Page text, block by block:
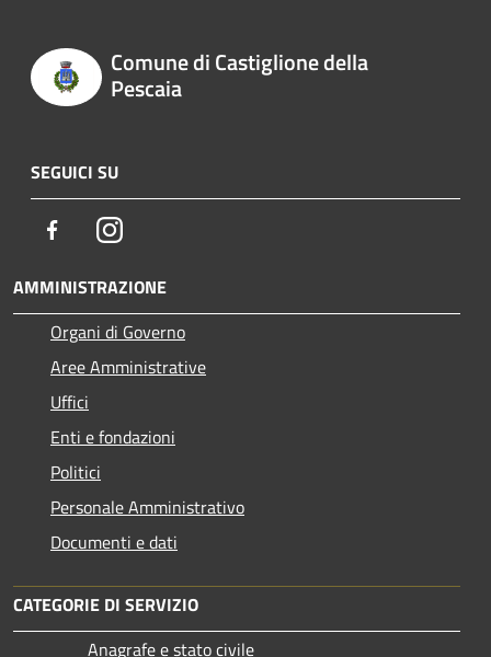
Comune di Castiglione della
Pescaia
SEGUICI SU
FacebookInstagram
AMMINISTRAZIONE
Organi di Governo
Aree Amministrative
Uffici
Enti e fondazioni
Politici
Personale Amministrativo
Documenti e dati
CATEGORIE DI SERVIZIO
Anagrafe e stato civile